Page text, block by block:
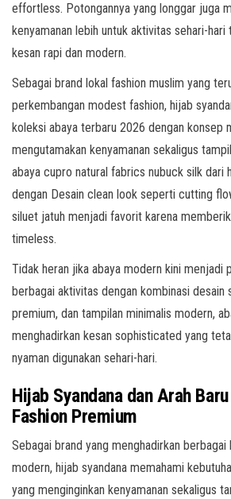
effortless. Potongannya yang longgar juga
kenyamanan lebih untuk aktivitas sehari-hari
kesan rapi dan modern.
Sebagai brand lokal fashion muslim yang
perkembangan modest fashion, hijab
koleksi abaya terbaru 2026 dengan konsep
mengutamakan kenyamanan sekaligus
abaya cupro natural fabrics nubuck silk dari
dengan Desain clean look seperti cutting
siluet jatuh menjadi favorit karena
timeless.
Tidak heran jika abaya modern kini menjadi
berbagai aktivitas dengan kombinasi desain
premium, dan tampilan minimalis modern,
menghadirkan kesan sophisticated yang
nyaman digunakan sehari-hari.
Hijab Syandana dan Arah
Fashion Premium
Sebagai brand yang menghadirkan
modern, hijab syandana memahami
yang menginginkan kenyamanan sekaligus